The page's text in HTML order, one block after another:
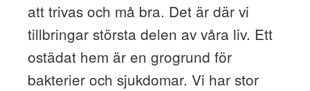
att trivas och må bra. Det är där vi
tillbringar största delen av våra liv. Ett
ostädat hem är en grogrund för
bakterier och sjukdomar. Vi har stor